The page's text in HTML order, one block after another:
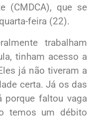
(CMDCA), que se
feira (22).
trabalham
tinham acesso a
já não tiveram a
certa. Já os das
porque faltou vaga
temos um débito